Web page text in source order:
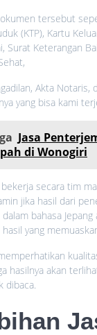
tersebut
(KTP), Kartu
Surat Keterangan
Akta Notaris,
yang bisa kami
Jasa
di Wonogiri
secara tim
jika hasil dari
bahasa Jepang
yang
hasilnya akan
dibaca.